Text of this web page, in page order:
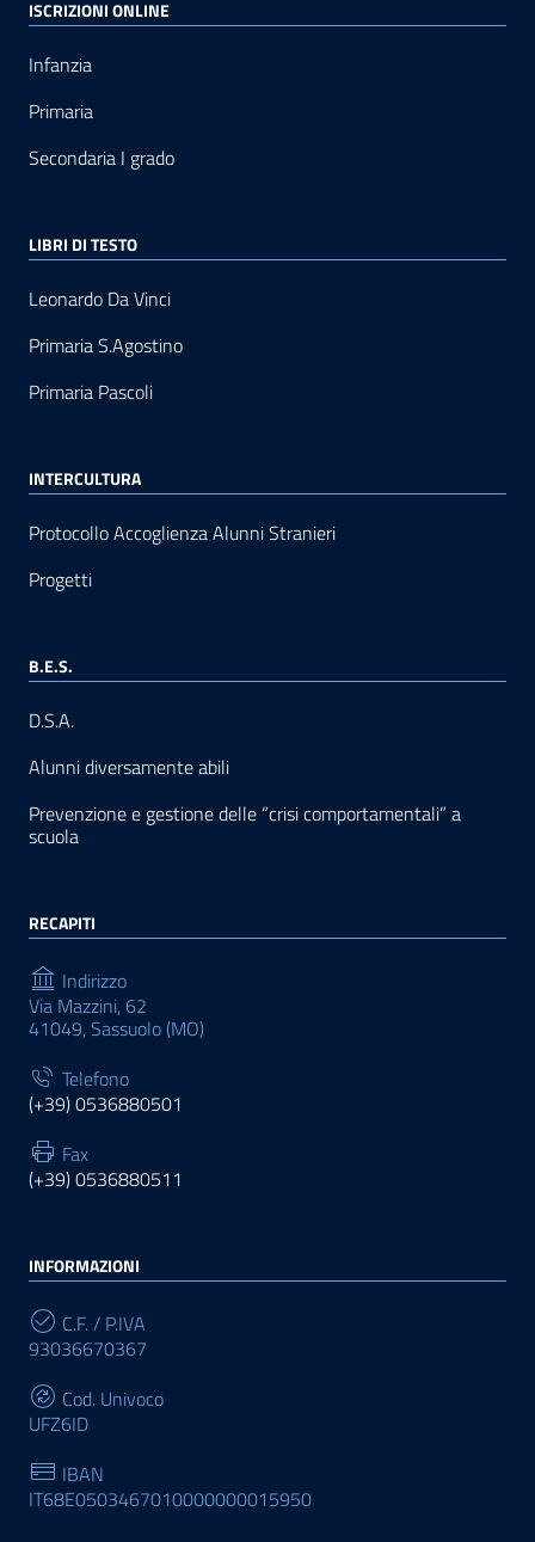
ISCRIZIONI ONLINE
Infanzia
Primaria
Secondaria I grado
LIBRI DI TESTO
Leonardo Da Vinci
Primaria S.Agostino
Primaria Pascoli
INTERCULTURA
Protocollo Accoglienza Alunni Stranieri
Progetti
B.E.S.
D.S.A.
Alunni diversamente abili
Prevenzione e gestione delle “crisi comportamentali” a
scuola
RECAPITI
Indirizzo
Via Mazzini, 62
41049, Sassuolo (MO)
Telefono
(+39) 0536880501
Fax
(+39) 0536880511
INFORMAZIONI
C.F. / P.IVA
93036670367
Cod. Univoco
UFZ6ID
IBAN
IT68E0503467010000000015950